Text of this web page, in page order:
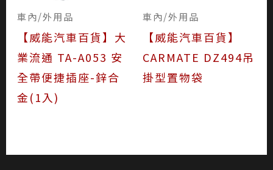
車內/外用品
【威能汽車百貨】大
業流通 TA-A053 安
全帶便捷插座-鋅合
金(1入)
車內/外用品
【威能汽車百貨】
CARMATE DZ494吊
掛型置物袋